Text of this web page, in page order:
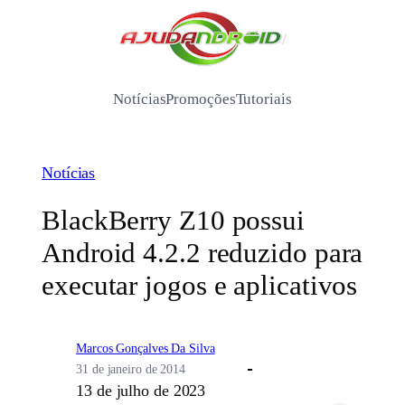
/
NotíciasPromoçõesTutoriais
Notícias
BlackBerry Z10 possui
Android 4.2.2 reduzido para
executar jogos e aplicativos
Marcos Gonçalves Da Silva
31 de janeiro de 2014
13 de julho de 2023